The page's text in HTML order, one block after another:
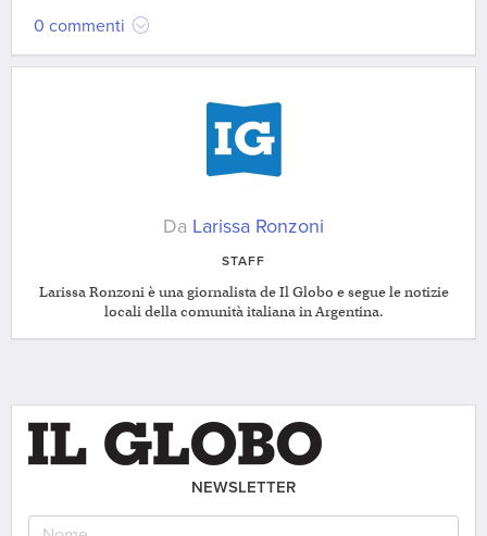
0 commenti
Da Larissa Ronzoni
STAFF
Larissa Ronzoni è una giornalista de Il Globo e segue le notizie
locali della comunità italiana in Argentina.
NEWSLETTER